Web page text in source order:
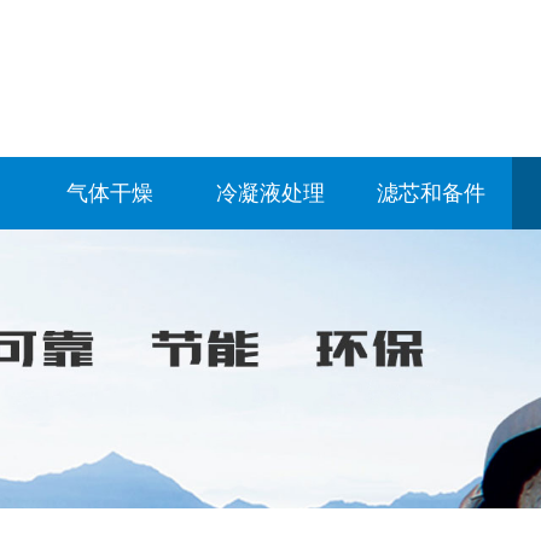
气体干燥 冷凝液处理 滤芯和备件